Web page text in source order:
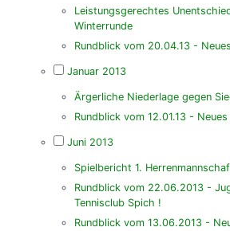
Leistungsgerechtes
Winterrunde
Rundblick vom 20.04.13 -
Januar 2013
Ärgerliche Niederlage gegen
Rundblick vom 12.01.13 -
Juni 2013
Spielbericht 1.
Rundblick vom 22.06.2013 -
Tennisclub Spich !
Rundblick vom 13.06.2013 -